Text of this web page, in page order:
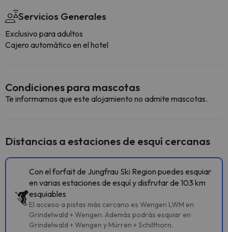
Servicios Generales
Exclusivo para adultos
Cajero automático en el hotel
Condiciones para mascotas
Te informamos que este alojamiento no admite mascotas.
Distancias a estaciones de esquí cercanas
Con el forfait de Jungfrau Ski Region puedes esquiar
en varias estaciones de esquí y disfrutar de 103 km
esquiables
El acceso a pistas más cercano es Wengen LWM en
Grindelwald + Wengen. Además podrás esquiar en
Grindelwald + Wengen y Mürren + Schilthorn.